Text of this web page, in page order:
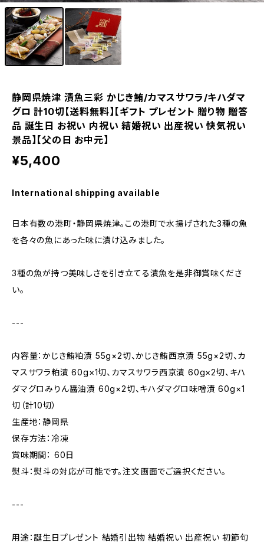
静岡県焼津 漬魚三彩 かじき鮪/カマスサワラ/キハダマ
グロ 計10切【送料無料】【ギフト プレゼント 贈り物 贈答
品 誕生日 お祝い 内祝い 結婚祝い 出産祝い 快気祝い
景品】【父の日 お中元】
¥5,400
International shipping available
日本有数の港町・静岡県焼津。この港町で水揚げされた3種の魚
を各々の魚にあった味に漬け込みました。
3種の魚が持つ美味しさを引き立てる漬魚を是非御賞味くださ
い。
---
内容量：かじき鮪粕漬 55g×2切、かじき鮪西京漬 55g×2切、カ
マスサワラ粕漬 60g×1切、カマスサワラ西京漬 60g×2切、キハ
ダマグロみりん醤油漬 60g×2切、キハダマグロ味噌漬 60g×1
切（計10切）
生産地：静岡県
保存方法：冷凍
賞味期間： 60日
熨斗：熨斗の対応が可能です。注文画面でご選択ください。
---
用途：誕生日プレゼント 結婚引出物 結婚祝い 出産祝い 初節句